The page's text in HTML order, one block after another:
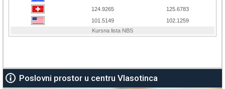
Poslovni prostor u centru Vlasotinca